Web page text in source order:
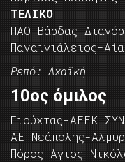
ΤΕΛΙΚΟ
ΠΑΟ Βάρδας-
Παναιγιάλειος-
Ρεπό: Αχαϊκή
10ος όμιλος
Γιούχτας-ΑΕΕΚ
ΑΕ Νεάπολης-
Πόρος-Άγιος